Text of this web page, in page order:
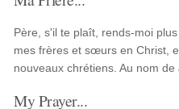
Père, s'il te plaît, rends-moi
mes frères et sœurs en Christ,
nouveaux chrétiens. Au nom de
My Prayer...